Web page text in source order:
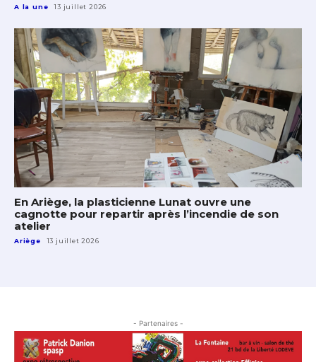
A la une 13 juillet 2026
En Ariège, la plasticienne Lunat ouvre une
cagnotte pour repartir après l’incendie de son
atelier
Ariège 13 juillet 2026
- Partenaires -